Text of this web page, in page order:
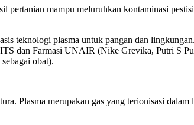
pertanian mampu meluruhkan kontaminasi
teknologi plasma untuk pangan dan
dan Farmasi UNAIR (Nike Grevika, Putri S
obat).
Plasma merupakan gas yang terionisasi dalam